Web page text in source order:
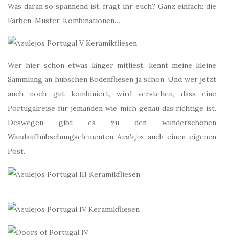
Was daran so spannend ist, fragt ihr euch? Ganz einfach: die
Farben, Muster, Kombinationen…
Wer hier schon etwas länger mitliest, kennt meine kleine
Sammlung an hübschen Bodenfliesen ja schon. Und wer jetzt
auch noch gut kombiniert, wird verstehen, dass eine
Portugalreise für jemanden wie mich genau das richtige ist.
Deswegen gibt es zu den wunderschönen
Wandaufhübschungselementen Azulejos auch einen eigenen
Post.